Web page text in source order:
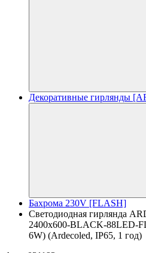
Декоративные гирлянды
Бахрома 230V [FLASH]
Светодиодная гирлянда
2400x600-BLACK-88LED-
6W) (Ardecoled, IP65, 1 год)